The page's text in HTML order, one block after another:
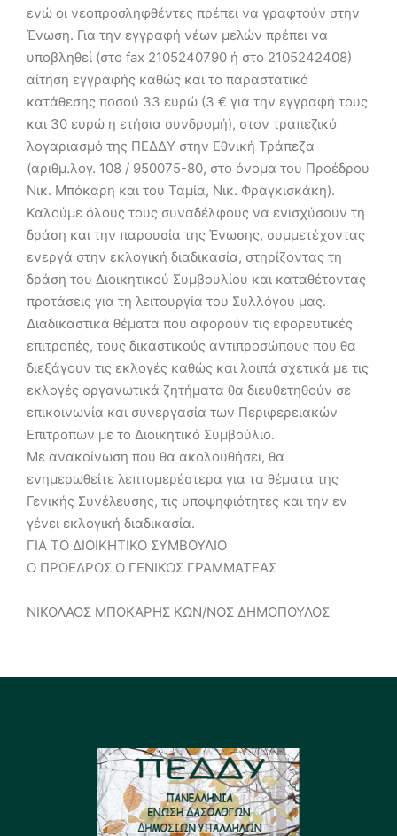
ενώ οι νεοπροσληφθέντες πρέπει να γραφτούν στην
Ένωση. Για την εγγραφή νέων μελών πρέπει να
υποβληθεί (στο fax 2105240790 ή στο 2105242408)
αίτηση εγγραφής καθώς και το παραστατικό
κατάθεσης ποσού 33 ευρώ (3 € για την εγγραφή τους
και 30 ευρώ η ετήσια συνδρομή), στον τραπεζικό
λογαριασμό της ΠΕΔΔΥ στην Εθνική Τράπεζα
(αριθμ.λογ. 108 / 950075-80, στο όνομα του Προέδρου
Νικ. Μπόκαρη και του Ταμία, Νικ. Φραγκισκάκη).
Καλούμε όλους τους συναδέλφους να ενισχύσουν τη
δράση και την παρουσία της Ένωσης, συμμετέχοντας
ενεργά στην εκλογική διαδικασία, στηρίζοντας τη
δράση του Διοικητικού Συμβουλίου και καταθέτοντας
προτάσεις για τη λειτουργία του Συλλόγου μας.
Διαδικαστικά θέματα που αφορούν τις εφορευτικές
επιτροπές, τους δικαστικούς αντιπροσώπους που θα
διεξάγουν τις εκλογές καθώς και λοιπά σχετικά με τις
εκλογές οργανωτικά ζητήματα θα διευθετηθούν σε
επικοινωνία και συνεργασία των Περιφερειακών
Επιτροπών με το Διοικητικό Συμβούλιο.
Με ανακοίνωση που θα ακολουθήσει, θα
ενημερωθείτε λεπτομερέστερα για τα θέματα της
Γενικής Συνέλευσης, τις υποψηφιότητες και την εν
γένει εκλογική διαδικασία.
ΓΙΑ ΤΟ ΔΙΟΙΚΗΤΙΚΟ ΣΥΜΒΟΥΛΙΟ
Ο ΠΡΟΕΔΡΟΣ Ο ΓΕΝΙΚΟΣ ΓΡΑΜΜΑΤΕΑΣ
ΝΙΚΟΛΑΟΣ ΜΠΟΚΑΡΗΣ ΚΩΝ/ΝΟΣ ΔΗΜΟΠΟΥΛΟΣ